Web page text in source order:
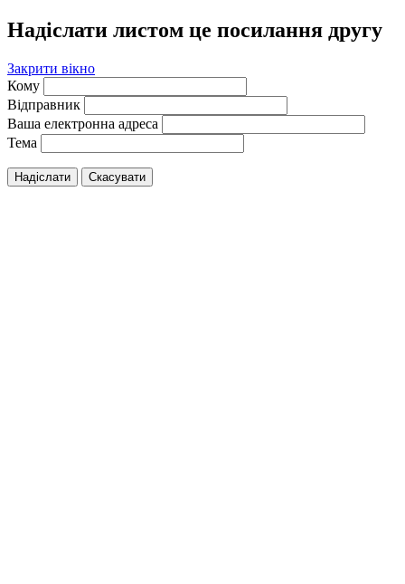
Надіслати листом це посилання другу
Закрити вікно
Кому
Відправник
Ваша електронна адреса
Тема
Надіслати Скасувати